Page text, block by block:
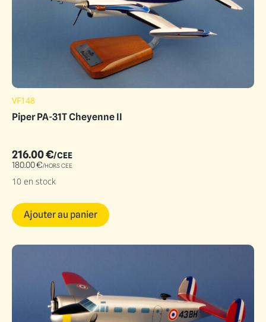
VF148
Piper PA-31T Cheyenne II
216.00€/CEE
180.00€/HORS CEE
10 en stock
Ajouter au panier